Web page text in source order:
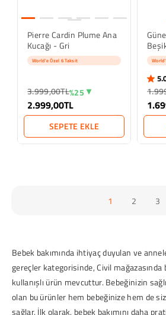
Pierre Cardin Plume Ana
Kucağı - Gri
World'e Özel 6 Taksit
3.999,00TL%25
2.999,00TL
SEPETE EKLE
2
1 2 3
Bebek bakımında ihtiyaç duyulan ve
gereçler kategorisinde, Civil mağazasında
kullanışlı ürün mevcuttur. Bebeğinizin
olan bu ürünler hem bebeğinize hem de
sağlar. İlk olarak, bebek bakımını daha